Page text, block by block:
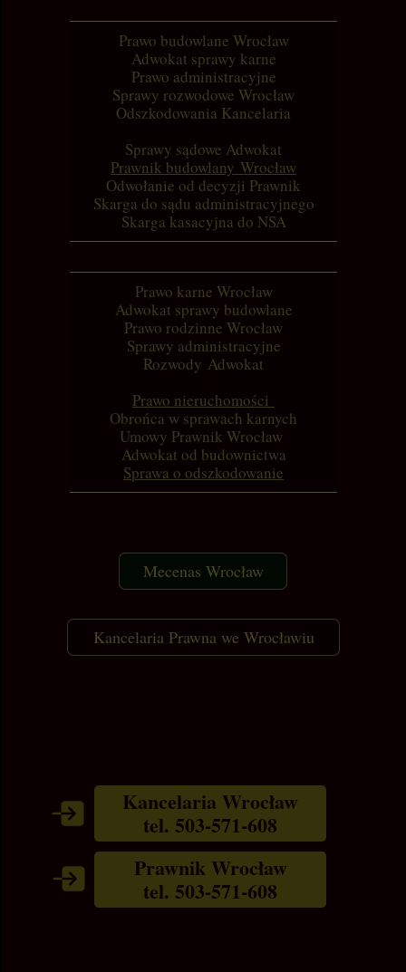
Kancelaria Wrocław
tel. 503-571-608
Prawnik Wrocław
tel. 503-571-608
Mecenas Wrocław
Kancelaria Prawna we Wrocławiu
Prawo karne Wrocław
Adwokat sprawy budowlane
Prawo rodzinne Wrocław
Sprawy administracyjne
Rozwody Adwokat
Prawo nieruchomości
Obrońca w sprawach karnych
Umowy Prawnik Wrocław
Adwokat od budownictwa
Sprawa o odszkodowanie
Prawo budowlane Wrocław
Adwokat sprawy karne
Prawo administracyjne
Sprawy rozwodowe Wrocław
Odszkodowania Kancelaria
Sprawy sądowe Adwokat
Prawnik budowlany Wrocław
Odwołanie od decyzji Prawnik
Skarga do sądu administracyjnego
Skarga kasacyjna do NSA